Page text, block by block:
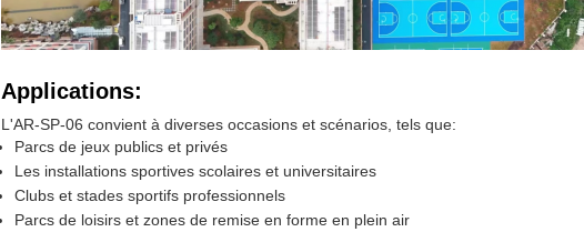
Applications:
L'AR-SP-06 convient à diverses occasions et scénarios, tels que:
Parcs de jeux publics et privés
Les installations sportives scolaires et universitaires
Clubs et stades sportifs professionnels
Parcs de loisirs et zones de remise en forme en plein air